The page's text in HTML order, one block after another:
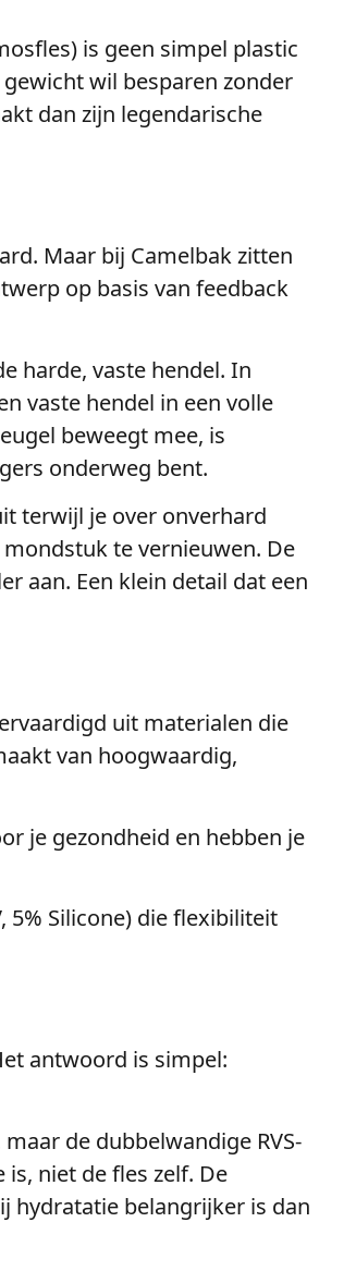
is geen simpel plastic
wil besparen zonder
dan zijn legendarische
Maar bij Camelbak zitten
op basis van feedback
harde, vaste hendel. In
vaste hendel in een volle
beweegt mee, is
onderweg bent.
terwijl je over onverhard
te vernieuwen. De
aan. Een klein detail dat een
uit materialen die
van hoogwaardig,
je gezondheid en hebben je
5% Silicone) die flexibiliteit
antwoord is simpel:
de dubbelwandige RVS-
niet de fles zelf. De
hydratatie belangrijker is dan